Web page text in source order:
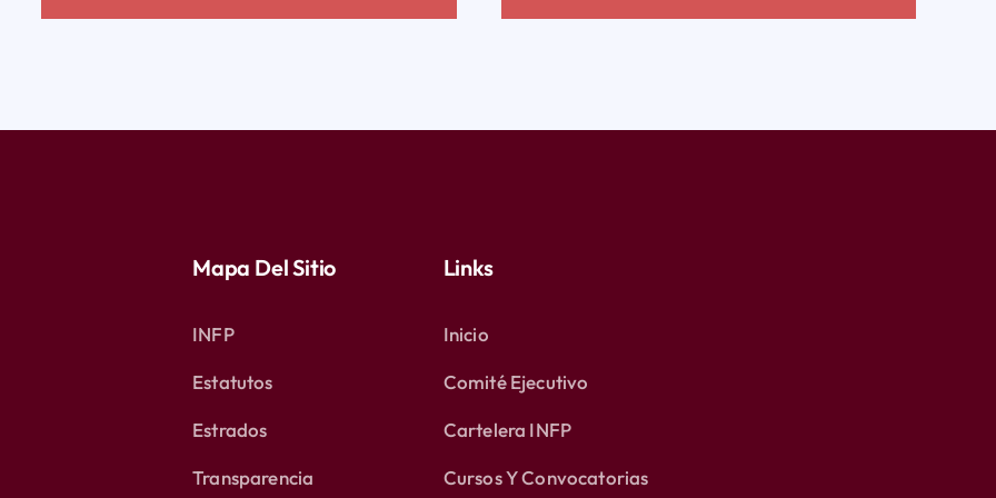
Mapa Del Sitio
INFP
Estatutos
Estrados
Transparencia
Links
Inicio
Comité Ejecutivo
Cartelera INFP
Cursos Y Convocatorias